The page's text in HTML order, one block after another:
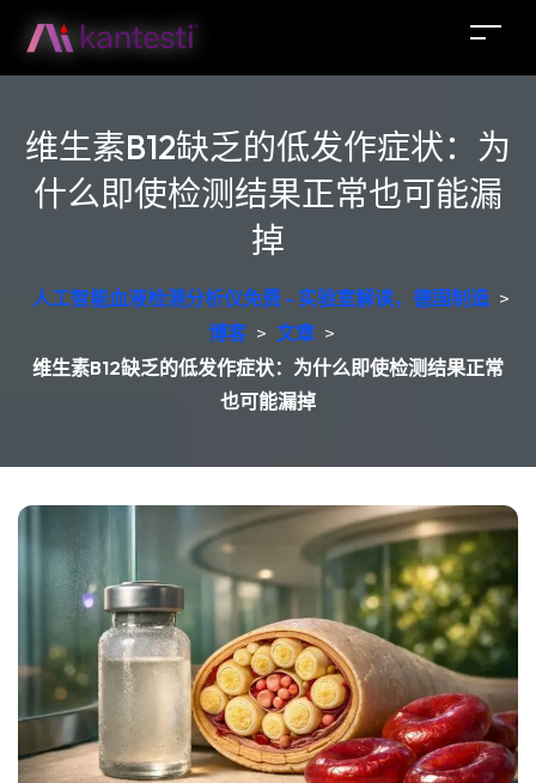
维生素B12缺乏的低发作症状：为
什么即使检测结果正常也可能漏
掉
人工智能血液检测分析仪免费 - 实验室解读，德国制造 >
博客 > 文章 >
维生素B12缺乏的低发作症状：为什么即使检测结果正常
也可能漏掉